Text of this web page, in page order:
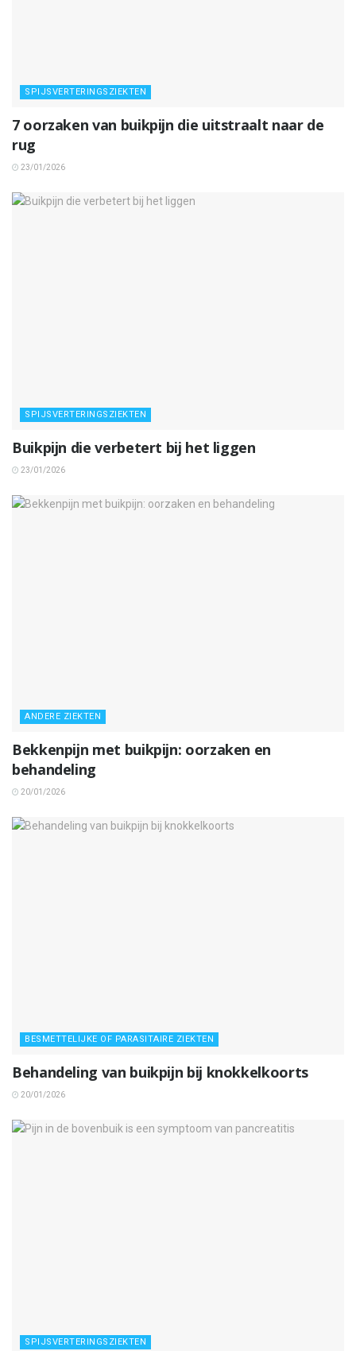
SPIJSVERTERINGSZIEKTEN
7 oorzaken van buikpijn die uitstraalt naar de
rug
23/01/2026
SPIJSVERTERINGSZIEKTEN
Buikpijn die verbetert bij het liggen
23/01/2026
ANDERE ZIEKTEN
Bekkenpijn met buikpijn: oorzaken en
behandeling
20/01/2026
BESMETTELIJKE OF PARASITAIRE ZIEKTEN
Behandeling van buikpijn bij knokkelkoorts
20/01/2026
SPIJSVERTERINGSZIEKTEN